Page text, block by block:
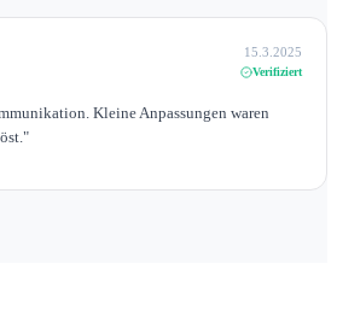
15.3.2025
Verifiziert
Kleine Anpassungen waren
"